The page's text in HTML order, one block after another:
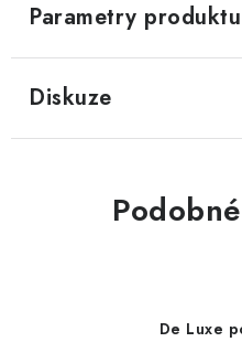
Parametry produktu
Diskuze
De Luxe